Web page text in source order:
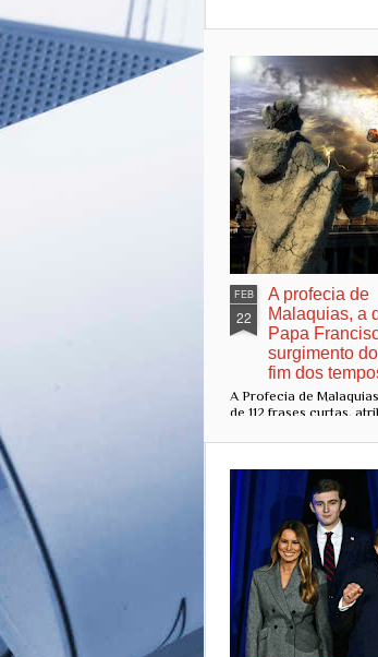
FEB
22
A profecia de
Malaquias, a
Papa
surgimento
fim dos
A Profecia de
de 112 frases curtas,
Malaquias, que
governariam a Igreja
desde Celestino II
em 1143) até o último
seria o "Papa do Fim
A profecia foi
primeira vez no século
há consenso histórico
autenticidade.